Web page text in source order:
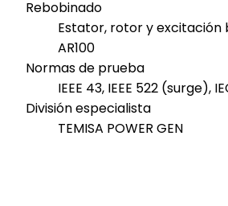
Rebobinado
Estator, rotor y excitación
AR100
Normas de prueba
IEEE 43, IEEE 522 (surge),
División especialista
TEMISA POWER GEN